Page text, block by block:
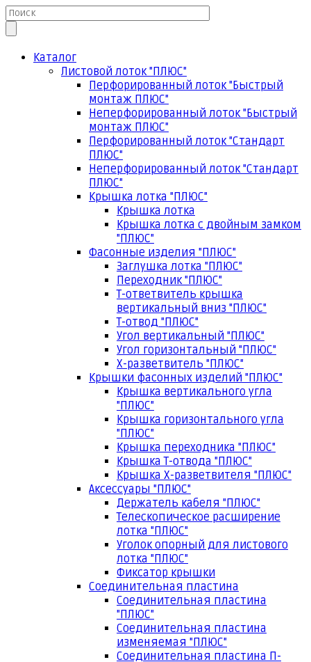
Каталог
Листовой лоток "ПЛЮС"
Перфорированный лоток "Быстрый
монтаж ПЛЮС"
Неперфорированный лоток "Быстрый
монтаж ПЛЮС"
Перфорированный лоток "Стандарт
ПЛЮС"
Неперфорированный лоток "Стандарт
ПЛЮС"
Крышка лотка "ПЛЮС"
Крышка лотка
Крышка лотка с двойным замком
"ПЛЮС"
Фасонные изделия "ПЛЮС"
Заглушка лотка "ПЛЮС"
Переходник "ПЛЮС"
Т-ответвитель крышка
вертикальный вниз "ПЛЮС"
Т-отвод "ПЛЮС"
Угол вертикальный "ПЛЮС"
Угол горизонтальный "ПЛЮС"
Х-разветвитель "ПЛЮС"
Крышки фасонных изделий "ПЛЮС"
Крышка вертикального угла
"ПЛЮС"
Крышка горизонтального угла
"ПЛЮС"
Крышка переходника "ПЛЮС"
Крышка Т-отвода "ПЛЮС"
Крышка Х-разветвителя "ПЛЮС"
Аксессуары "ПЛЮС"
Держатель кабеля "ПЛЮС"
Телескопическое расширение
лотка "ПЛЮС"
Уголок опорный для листового
лотка "ПЛЮС"
Фиксатор крышки
Соединительная пластина
Соединительная пластина
"ПЛЮС"
Соединительная пластина
изменяемая "ПЛЮС"
Соединительная пластина П-